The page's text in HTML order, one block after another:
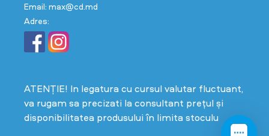
Email: max@cd.md
Adres:
ATENȚIE! In legatura cu cursul valutar fluctuant,
va rugam sa precizati la consultant prețul și
disponibilitatea produsului în limita stoculu